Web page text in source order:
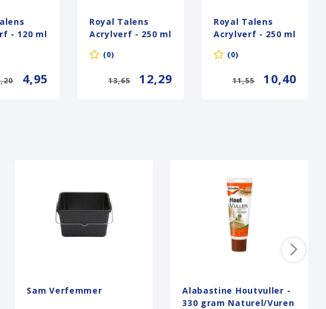
- 120 ml
4,95
Royal Talens
Acrylverf - 250 ml
- Parelgeel 818
(0)
13,65 12,29
Royal Talens
Acrylverf - 250 ml
- Goudgeel 253
(0)
11,55 10,40
Sam Verfemmer
Alabastine Houtvuller -
330 gram Naturel/Vuren